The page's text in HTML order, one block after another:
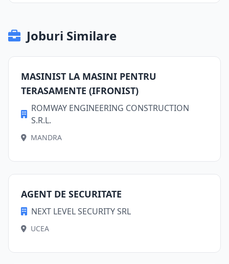
Joburi Similare
MASINIST LA MASINI PENTRU
TERASAMENTE (IFRONIST)
ROMWAY ENGINEERING CONSTRUCTION
S.R.L.
MANDRA
AGENT DE SECURITATE
NEXT LEVEL SECURITY SRL
UCEA